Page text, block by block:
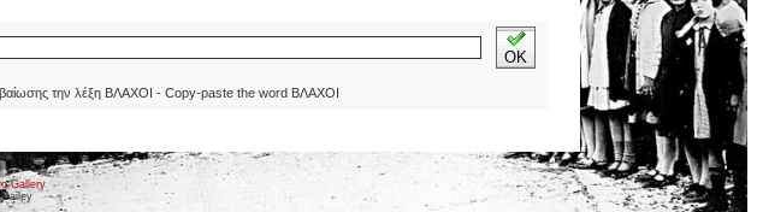
OK
την λέξη ΒΛΑΧΟΙ - Copy-paste the word ΒΛΑΧΟΙ
Gallery